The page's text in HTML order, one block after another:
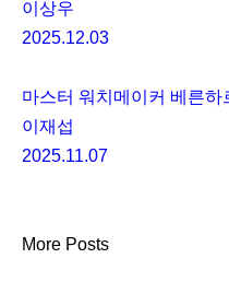
이상우
2025.12.03
마스터 워치메이커 베른하
이재섭
2025.11.07
More Posts